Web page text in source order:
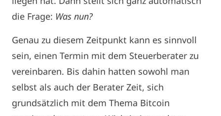
die Frage: Was nun?
Genau zu diesem Zeitpunkt kann es sinnvoll
sein, einen Termin mit dem Steuerberater zu
vereinbaren. Bis dahin hatten sowohl man
selbst als auch der Berater Zeit, sich
grundsätzlich mit dem Thema Bitcoin